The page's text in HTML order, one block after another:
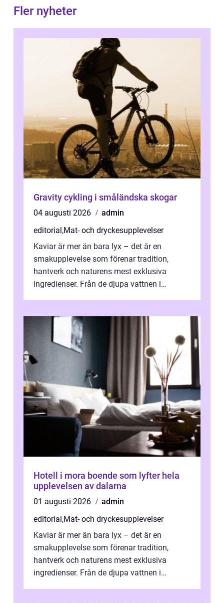
Fler nyheter
Gravity cykling i småländska skogar
04 augusti 2026
admin
editorial,Mat- och dryckesupplevelser
Kaviar är mer än bara lyx – det är en
smakupplevelse som förenar tradition,
hantverk och naturens mest exklusiva
ingredienser. Från de djupa vattnen i
Hotell i mora boende som lyfter hela
upplevelsen av dalarna
01 augusti 2026
admin
editorial,Mat- och dryckesupplevelser
Kaviar är mer än bara lyx – det är en
smakupplevelse som förenar tradition,
hantverk och naturens mest exklusiva
ingredienser. Från de djupa vattnen i